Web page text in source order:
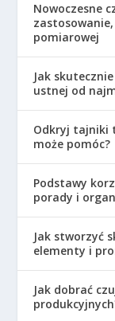
Nowoczesne
pomiarowej
Jak
ustnej od
Odkryj tajniki
może pomóc?
Podstawy
porady i
Jak stworzyć
elementy i
Jak dobrać